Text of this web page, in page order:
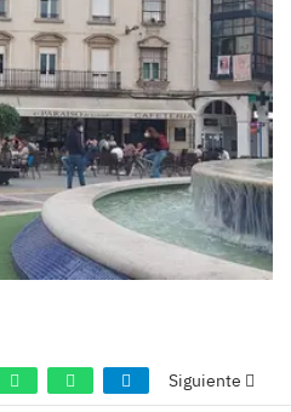
Siguiente